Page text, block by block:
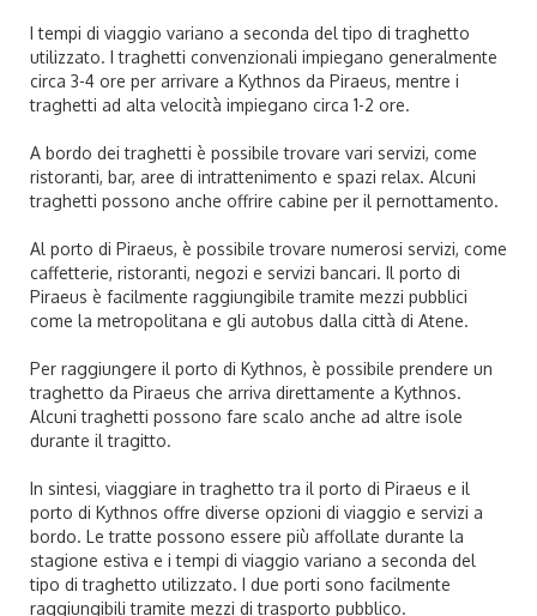
I tempi di viaggio variano a seconda del tipo di traghetto
utilizzato. I traghetti convenzionali impiegano generalmente
circa 3-4 ore per arrivare a Kythnos da Piraeus, mentre i
traghetti ad alta velocità impiegano circa 1-2 ore.
A bordo dei traghetti è possibile trovare vari servizi, come
ristoranti, bar, aree di intrattenimento e spazi relax. Alcuni
traghetti possono anche offrire cabine per il pernottamento.
Al porto di Piraeus, è possibile trovare numerosi servizi, come
caffetterie, ristoranti, negozi e servizi bancari. Il porto di
Piraeus è facilmente raggiungibile tramite mezzi pubblici
come la metropolitana e gli autobus dalla città di Atene.
Per raggiungere il porto di Kythnos, è possibile prendere un
traghetto da Piraeus che arriva direttamente a Kythnos.
Alcuni traghetti possono fare scalo anche ad altre isole
durante il tragitto.
In sintesi, viaggiare in traghetto tra il porto di Piraeus e il
porto di Kythnos offre diverse opzioni di viaggio e servizi a
bordo. Le tratte possono essere più affollate durante la
stagione estiva e i tempi di viaggio variano a seconda del
tipo di traghetto utilizzato. I due porti sono facilmente
raggiungibili tramite mezzi di trasporto pubblico.